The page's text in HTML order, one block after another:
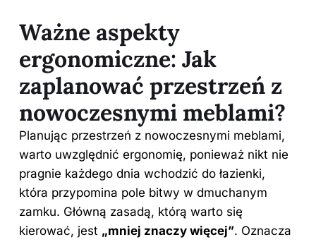
Ważne aspekty
ergonomiczne: Jak
zaplanować przestrzeń z
nowoczesnymi meblami?
Planując przestrzeń z nowoczesnymi meblami,
warto uwzględnić ergonomię, ponieważ nikt nie
pragnie każdego dnia wchodzić do łazienki,
która przypomina pole bitwy w dmuchanym
zamku. Główną zasadą, którą warto się
kierować, jest „mniej znaczy więcej”. Oznacza